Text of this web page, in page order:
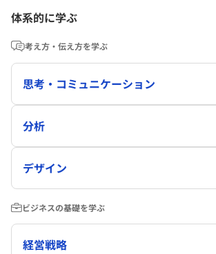
体系的に学ぶ
考え方・伝え方を学ぶ
思考・コミュニケーション
分析
デザイン
ビジネスの基礎を学ぶ
経営戦略